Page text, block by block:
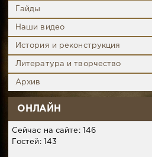
Гайды
Наши видео
История и реконструкция
Литература и творчество
Архив
ОНЛАЙН
Сейчас на сайте: 146
Гостей: 143